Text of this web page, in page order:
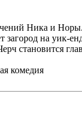
Ника и
загород на уик-
становится
комедия